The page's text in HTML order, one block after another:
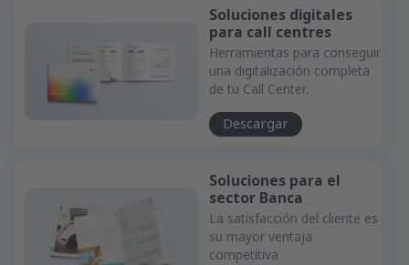
Soluciones digitales
para call centres
Herramientas para conseguir
una digitalización completa
de tu Call Center.
Descargar
Soluciones para el
sector Banca
La satisfacción del cliente es
su mayor ventaja
competitiva